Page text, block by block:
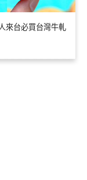
來台必買台灣牛軋